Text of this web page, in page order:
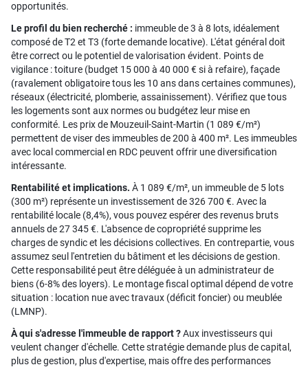
opportunités.
Le profil du bien recherché : immeuble de 3 à 8 lots, idéalement
composé de T2 et T3 (forte demande locative). L'état général doit
être correct ou le potentiel de valorisation évident. Points de
vigilance : toiture (budget 15 000 à 40 000 € si à refaire), façade
(ravalement obligatoire tous les 10 ans dans certaines communes),
réseaux (électricité, plomberie, assainissement). Vérifiez que tous
les logements sont aux normes ou budgétez leur mise en
conformité. Les prix de Mouzeuil-Saint-Martin (1 089 €/m²)
permettent de viser des immeubles de 200 à 400 m². Les immeubles
avec local commercial en RDC peuvent offrir une diversification
intéressante.
Rentabilité et implications. À 1 089 €/m², un immeuble de 5 lots
(300 m²) représente un investissement de 326 700 €. Avec la
rentabilité locale (8,4%), vous pouvez espérer des revenus bruts
annuels de 27 345 €. L'absence de copropriété supprime les
charges de syndic et les décisions collectives. En contrepartie, vous
assumez seul l'entretien du bâtiment et les décisions de gestion.
Cette responsabilité peut être déléguée à un administrateur de
biens (6-8% des loyers). Le montage fiscal optimal dépend de votre
situation : location nue avec travaux (déficit foncier) ou meublée
(LMNP).
À qui s'adresse l'immeuble de rapport ?Aux investisseurs qui
veulent changer d'échelle. Cette stratégie demande plus de capital,
plus de gestion, plus d'expertise, mais offre des performances